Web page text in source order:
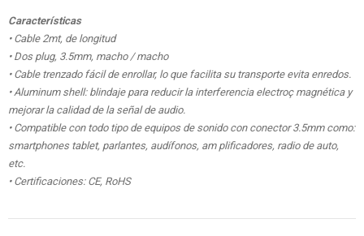
Características
• Cable 2mt, de longitud
• Dos plug, 3.5mm, macho / macho
• Cable trenzado fácil de enrollar, lo que facilita su transporte evita enredos.
• Aluminum shell: blindaje para reducir la interferencia electroç magnética y
mejorar la calidad de la señal de audio.
• Compatible con todo tipo de equipos de sonido con conector 3.5mm como:
smartphones tablet, parlantes, audífonos, am plificadores, radio de auto,
etc.
• Certificaciones: CE, RoHS